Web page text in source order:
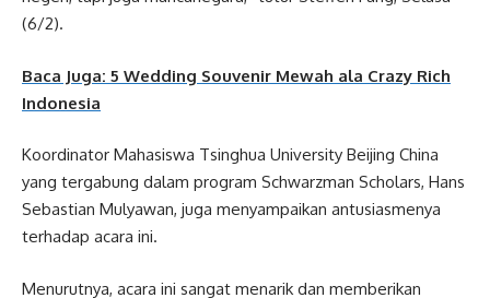
(6/2).
Baca Juga: 5 Wedding Souvenir Mewah ala Crazy Rich
Indonesia
Koordinator Mahasiswa Tsinghua University Beijing China
yang tergabung dalam program Schwarzman Scholars, Hans
Sebastian Mulyawan, juga menyampaikan antusiasmenya
terhadap acara ini.
Menurutnya, acara ini sangat menarik dan memberikan